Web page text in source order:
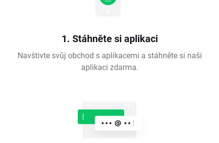
1. Stáhněte si aplikaci
Navštivte svůj obchod s aplikacemi a stáhněte si naši
aplikaci zdarma.